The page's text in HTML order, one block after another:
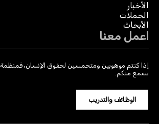
الأخبار
الحملات
الأبحاث
اعمل معنا
إذا كنتم موهوبين ومتحمسين لحقوق الإنسان، فمنظمة
تسمع منكم.
الوظائف والتدريب